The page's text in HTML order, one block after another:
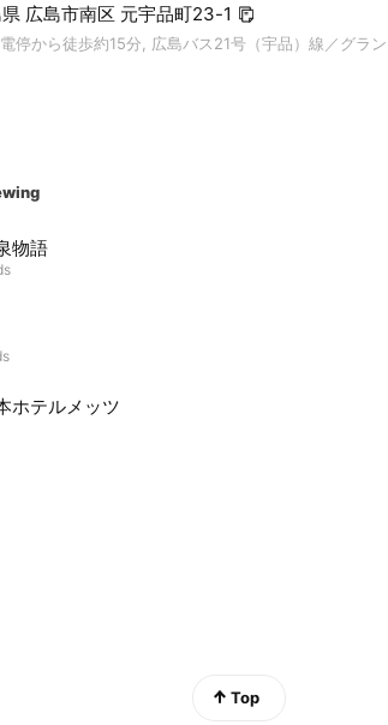
広島市南区 元宇品町23-1
停から徒歩約15分, 広島バス21号（宇品）線／グラ
物語
ホテルメッツ
Top